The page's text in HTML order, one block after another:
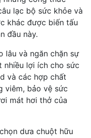
lạc bộ sức khỏe và
khác được biến tấu
đầu này.
lâu và ngăn chặn sự
nhiều lợi ích cho sức
và các hợp chất
viêm, bảo vệ sức
mát hơi thở của
dưa chuột hữu